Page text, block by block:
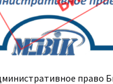
право